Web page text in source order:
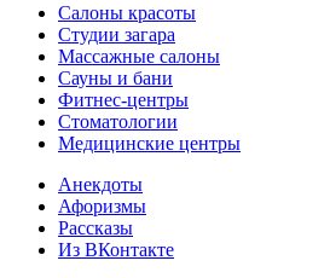
Салоны красоты
Студии загара
Массажные салоны
Сауны и бани
Фитнес-центры
Стоматологии
Медицинские центры
Анекдоты
Афоризмы
Рассказы
Из ВКонтакте